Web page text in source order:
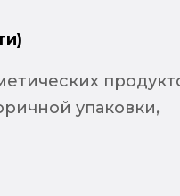
упаковки,